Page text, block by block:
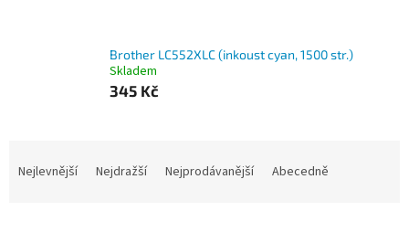
Brother LC552XLC (inkoust cyan, 1500 str.)
Skladem
345 Kč
Nejlevnější Nejdražší Nejprodávanější Abecedně